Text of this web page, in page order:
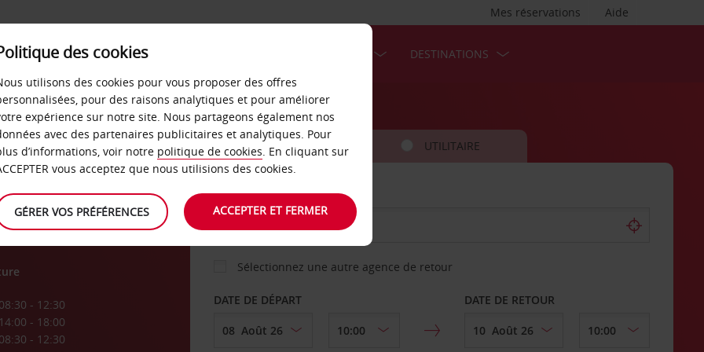
Aide
Mes réservations
LIBRE-SERVICE DESTINATIONS
08:30 - 12:30
14:00 - 18:00
08:30 - 12:30
VOITURE UTILITAIRE
AGENCE DE DÉPART
Sélectionnez une autre agence de retour
DATE DE DÉPART DATE DE RETOUR
des cookies
utilisons des cookies pour vous proposer des offres
pour des raisons analytiques et pour améliorer
expérience sur notre site. Nous partageons également nos
avec des partenaires publicitaires et analytiques. Pour
d’informations, voir notre politique de cookies. En cliquant sur
vous acceptez que nous utilisions des cookies.
GÉRER VOS PRÉFÉRENCES ACCEPTER ET FERMER